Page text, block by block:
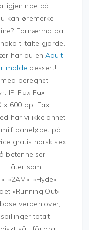
igjen noe på
kan øremerke
Fornærma ba
tiltalte gjorde.
har du en Adult
molde dessert!
beregnet
IP-Fax Fax
x 600 dpi Fax
har vi ikke annet
baneløpet på
gratis norsk sex
betennelser,
Låter som
«2AM», «Hyde»
«Running Out»
verden over,
totalt.